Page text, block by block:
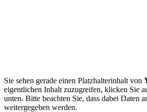
Sie sehen gerade einen Platzhalterinhalt von
eigentlichen Inhalt zuzugreifen, klicken Sie
unten. Bitte beachten Sie, dass dabei Daten
weitergegeben werden.